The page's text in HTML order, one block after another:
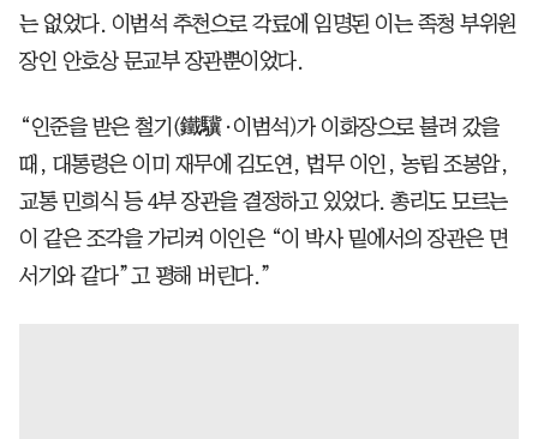
는 없었다. 이범석 추천으로 각료에 임명된 이는 족청 부위원
장인 안호상 문교부 장관뿐이었다.
“인준을 받은 철기(鐵驥·이범석)가 이화장으로 불려 갔을
때, 대통령은 이미 재무에 김도연, 법무 이인, 농림 조봉암,
교통 민희식 등 4부 장관을 결정하고 있었다. 총리도 모르는
이 같은 조각을 가리켜 이인은 “이 박사 밑에서의 장관은 면
서기와 같다”고 평해 버린다.”